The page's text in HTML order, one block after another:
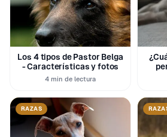
Los 4 tipos de Pastor Belga
- Características y fotos
4 min de lectura
RAZAS